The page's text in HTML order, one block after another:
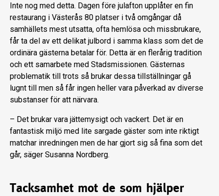
Inte nog med detta. Dagen före julafton upplåter en fin
restaurang i Västerås 80 platser i två omgångar då
samhällets mest utsatta, ofta hemlösa och missbrukare,
får ta del av ett delikat julbord i samma klass som det de
ordinära gästerna betalar för. Detta är en flerårig tradition
och ett samarbete med Stadsmissionen. Gästernas
problematik till trots så brukar dessa tillställningar gå
lugnt till men så får ingen heller vara påverkad av diverse
substanser för att närvara.
– Det brukar vara jättemysigt och vackert. Det är en
fantastisk miljö med lite sargade gäster som inte riktigt
matchar inredningen men de har gjort sig så fina som det
går, säger Susanna Nordberg.
Tacksamhet mot de som hjälper